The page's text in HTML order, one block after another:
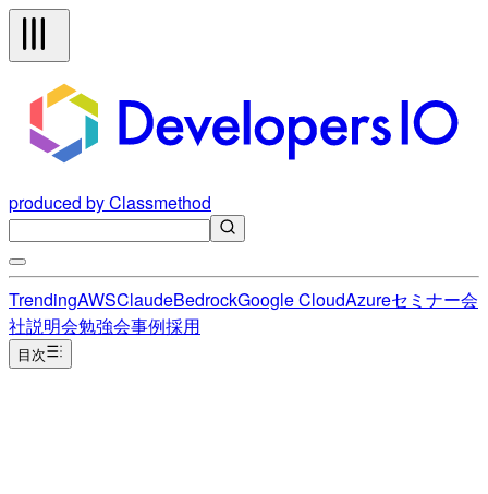
produced by Classmethod
TrendingAWSClaudeBedrockGoogle CloudAzureセミナー会
社説明会勉強会事例採用
目次